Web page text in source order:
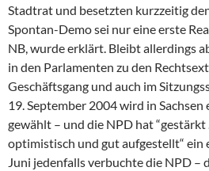
Stadtrat und besetzten kurzzeitig
Spontan-Demo sei nur eine erste
NB, wurde erklärt. Bleibt allerdings
in den Parlamenten zu den
Geschäftsgang und auch im
19. September 2004 wird in Sachsen
gewählt – und die NPD hat “gestärkt
optimistisch und gut aufgestellt“ ein
Juni jedenfalls verbuchte die NPD –